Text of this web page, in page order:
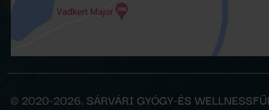
© 2020-2026. SÁRVÁRI GYÓGY-ÉS